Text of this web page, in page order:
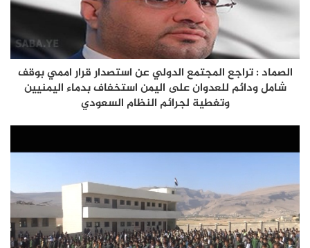
الصماد : تراجع المجتمع الدولي عن استصدار قرار اممي بوقف
شامل ودائم للعدوان علی اليمن استخفاف بدماء اليمنيين
وتغطية لجرائم النظام السعودي